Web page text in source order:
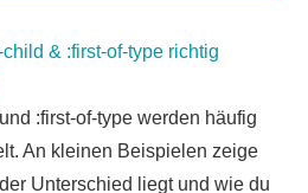
& :first-of-type richtig
:first-of-type werden häufig
An kleinen Beispielen zeige
Unterschied liegt und wie du